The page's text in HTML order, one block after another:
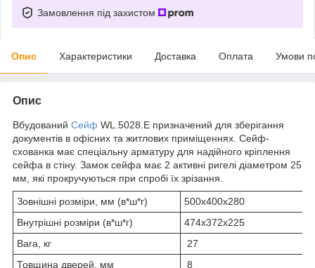
Замовлення під захистом
Опис Характеристики Доставка Оплата Умови
Опис
Вбудований Сейф WL.5028.Е призначений для зберігання
документів в офісних та житлових приміщеннях. Сейф-
схованка має спеціальну арматуру для надійного кріплення
сейфа в стіну. Замок сейфа має 2 активні ригелі діаметром 25
мм, які прокручуються при спробі їх зрізання.
Зовнішні розміри, мм (в*ш*г)
500х400х280
Внутрішні розміри (в*ш*г)
474х372х225
Вага, кг
27
Товщина дверей, мм
8